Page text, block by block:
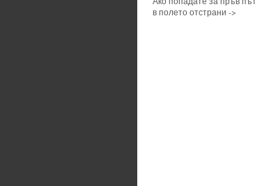
в полето отстрани ->